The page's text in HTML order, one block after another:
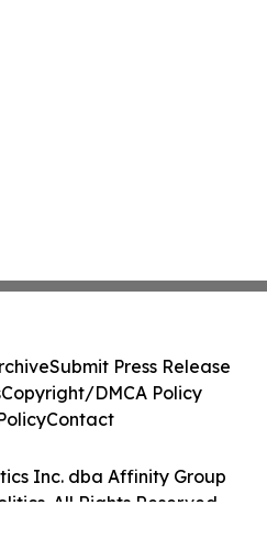
Inc. dba Affinity Group
All Rights Reserved.
Submit Press Release
Copyright/DMCA Policy
Contact